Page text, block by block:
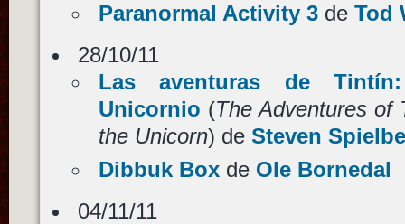
Paranormal Activity 3de Tod
28/10/11
Las aventuras de
Unicornio (The Adventures of
the Unicorn) de Steven
Dibbuk Boxde Ole Bornedal
04/11/11